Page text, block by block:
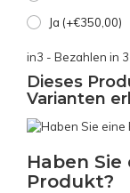
Ja (+€350,00)
in3 - Bezahlen in
Dieses
Varianten
Haben
Produkt?